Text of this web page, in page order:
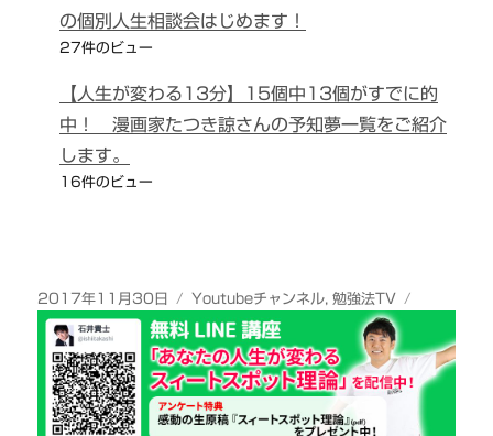
の個別人生相談会はじめます！
27件のビュー
【人生が変わる13分】15個中13個がすでに的
中！ 漫画家たつき諒さんの予知夢一覧をご紹介
します。
16件のビュー
投
稿
2017年11月30日
カ
テ
ゴ
リ
ー
Youtubeチャンネル,勉強法TV